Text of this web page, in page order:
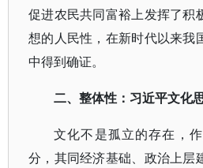
促进农民共同富裕上发挥了积
想的人民性，在新时代以来我
中得到确证。
二、整体性：习近平文化
文化不是孤立的存在，
分，其同经济基础、政治上层